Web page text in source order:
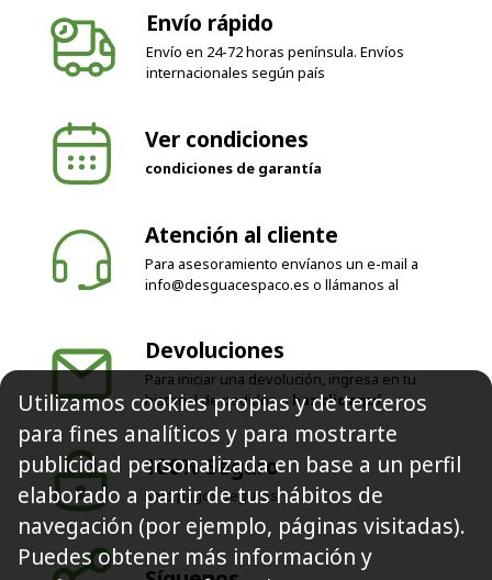
Envío en 24-72 horas península. Envíos
internacionales según país
condiciones de garantía
Para asesoramiento envíanos un e-mail a
info@desguacespaco.es o llámanos al
Para iniciar una devolución, ingresa en tu
historial de pedidos o
100% Seguro
Solo pagos seguros
Síguenos
Utilizamos cookies propias y de terceros
para fines analíticos y para mostrarte
publicidad personalizada en base a un perfil
elaborado a partir de tus hábitos de
navegación (por ejemplo, páginas visitadas).
Puedes obtener más información y